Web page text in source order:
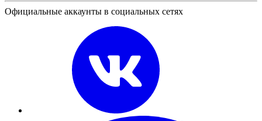
Официальные аккаунты в социальных сетях